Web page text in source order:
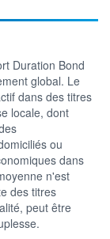
11,0
11,5
12,0
Duration Bond
global. Le
dans des titres
locale, dont
ou
dans
n'est
des titres
peut être